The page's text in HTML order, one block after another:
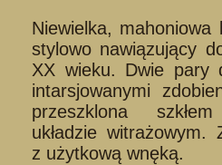
Niewielka, mahoniowa
stylowo nawiązujący
XX wieku. Dwie pary
intarsjowanymi
przeszklona
układzie witrażowym.
z użytkową wnęką.